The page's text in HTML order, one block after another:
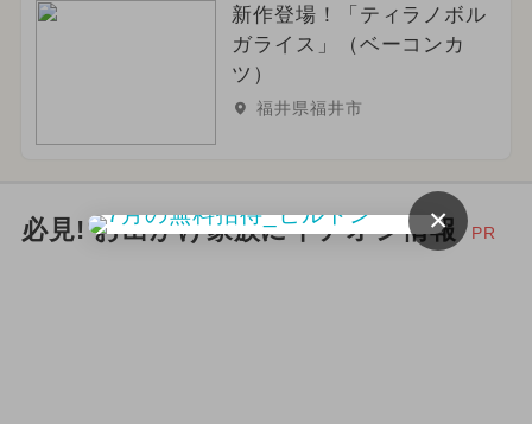
新作登場！「ティラノボル
ガライス」（ベーコンカ
ツ）
福井県福井市
必見! お出かけ家族にイチオシ情報 PR
×